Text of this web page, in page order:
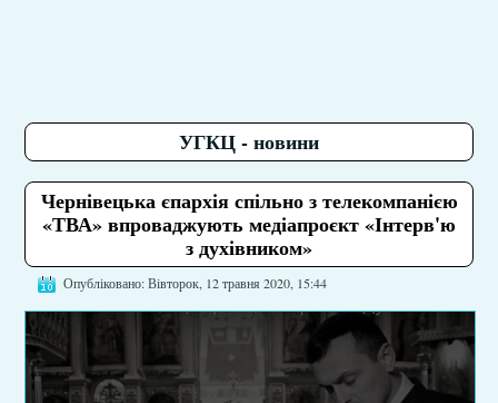
УГКЦ - новини
Чернівецька єпархія спільно з телекомпанією
«ТВА» впроваджують медіапроєкт «Інтерв'ю
з духівником»
Опубліковано: Вівторок, 12 травня 2020, 15:44